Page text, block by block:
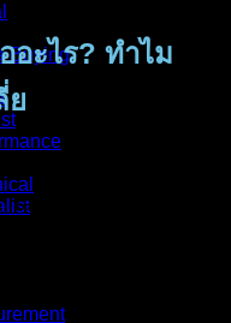
Buying
อะไร? ทำไม
ย